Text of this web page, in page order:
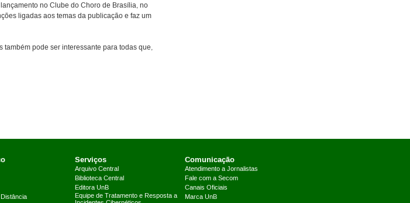
no Clube do Choro de Brasília, no
ligadas aos temas da publicação e faz um
também pode ser interessante para todas que,
Serviços
Arquivo Central
Biblioteca Central
Editora UnB
Equipe de Tratamento e Resposta a
Comunicação
Atendimento a Jornalistas
Fale com a Secom
Canais Oficiais
Marca UnB